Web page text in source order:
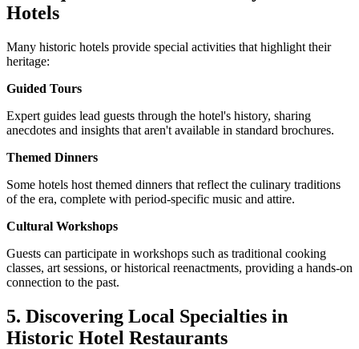
Hotels
Many historic hotels provide special activities that highlight their
heritage:
Guided Tours
Expert guides lead guests through the hotel's history, sharing
anecdotes and insights that aren't available in standard brochures.
Themed Dinners
Some hotels host themed dinners that reflect the culinary traditions
of the era, complete with period-specific music and attire.
Cultural Workshops
Guests can participate in workshops such as traditional cooking
classes, art sessions, or historical reenactments, providing a hands-on
connection to the past.
5. Discovering Local Specialties in
Historic Hotel Restaurants